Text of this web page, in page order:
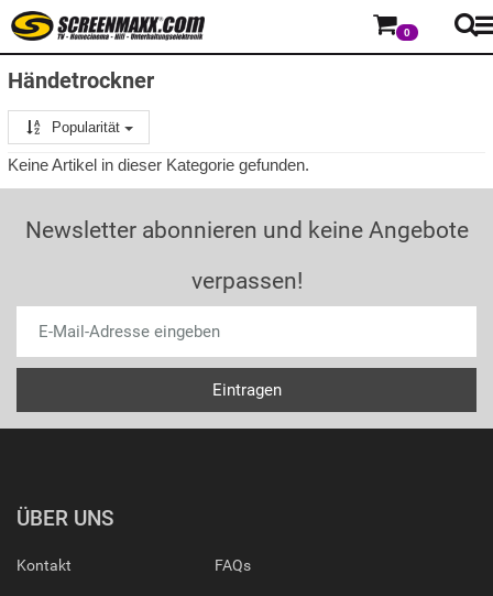
0
Händetrockner
Popularität
Keine Artikel in dieser Kategorie gefunden.
Newsletter abonnieren und keine Angebote
verpassen!
ÜBER UNS
Kontakt FAQs